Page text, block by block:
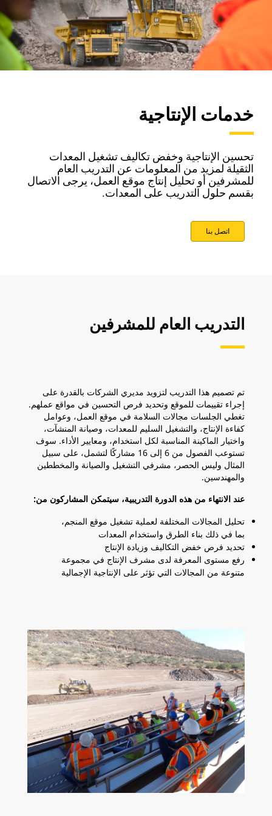
خدمات الإنتاجية
تحسين الإنتاجية وخفض تكاليف تشغيل المعدات
الثقيلة لمزيد من المعلومات عن التدريب العام
للمشرفين أو تحليل إنتاج موقع العمل، يرجى الاتصال
بقسم حلول التدريب على المعدات.
اتصل بنا
التدريب العام للمشرفين
تم تصميم هذا التدريب لتزويد مديري الشركات بالقدرة على
إجراء تقييمات للموقع وتحديد فرص التحسين في مواقع عملهم.
تغطي الجلسات مجالات السلامة في موقع العمل، وعوامل
كفاءة الإنتاج، والتشغيل السليم للمعدات، وصيانة المنشآت،
واختيار الماكينة المناسبة لكل استخدام، ومعايير الأداء. سوف
تستوعب الفصول من 6 إلى 16 مشاركًا لتشمل، على سبيل
المثال وليس الحصر، مشرفي التشغيل والصيانة والمخططين
والمهندسين.
عند الانتهاء من هذه الدورة التدريبية، سيتمكن المشاركون من:
تحليل المجالات المختلفة لعملية تشغيل موقع المنجم،
بما في ذلك بناء الطرق واستخدام المعدات
تحديد فرص خفض التكاليف وزيادة الإنتاج
رفع مستوى المعرفة لدى مشرف الإنتاج في مجموعة
متنوعة من المجالات التي تؤثر على الإنتاجية الإجمالية